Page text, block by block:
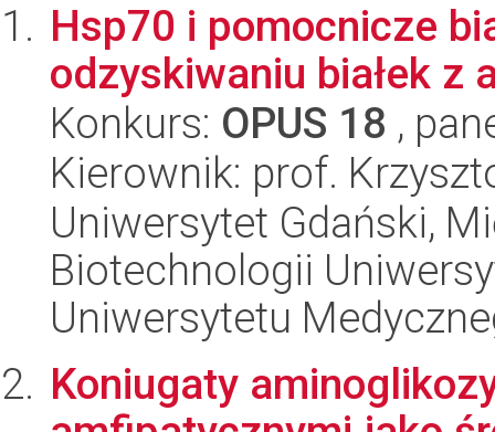
Hsp70 i pomocnicze
odzyskiwaniu białek z
Konkurs: OPUS 18 ,
Kierownik: prof.
Uniwersytet Gdański,
Biotechnologii
Uniwersytetu
Koniugaty